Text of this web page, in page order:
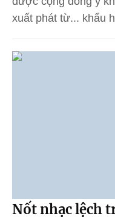
xuất phát từ... khẩu
Nốt nhạc lệch